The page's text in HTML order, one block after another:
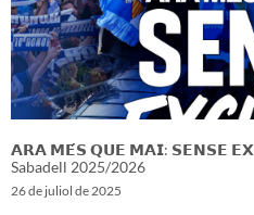
𝗔𝗥𝗔 𝗠𝗘́𝗦 𝗤𝗨𝗘 𝗠𝗔𝗜: 𝗦𝗘𝗡𝗦𝗘
Sabadell 2025/2026
26 de juliol de 2025